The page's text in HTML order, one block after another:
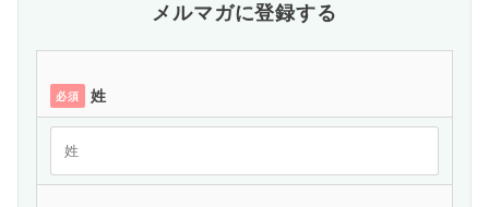
メルマガに登録する
必須 姓